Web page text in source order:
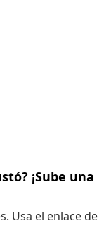
¡Sube una
Usa el enlace de